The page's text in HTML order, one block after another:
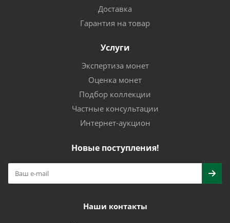
Доставка
Гарантия на товар
Услуги
Экспертиза монет
Оценка монет
Подбор коллекции
Частные консультации
Интернет-аукцион
Новые поступления!
Наши контакты